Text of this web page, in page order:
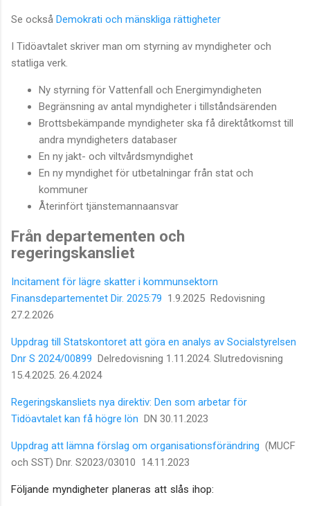
Se också Demokrati och mänskliga rättigheter
I Tidöavtalet skriver man om styrning av myndigheter och
statliga verk.
Ny styrning för Vattenfall och Energimyndigheten
Begränsning av antal myndigheter i tillståndsärenden
Brottsbekämpande myndigheter ska få direktåtkomst till
andra myndigheters databaser
En ny jakt- och viltvårdsmyndighet
En ny myndighet för utbetalningar från stat och
kommuner
Återinfört tjänstemannaansvar
Från departementen och
regeringskansliet
Incitament för lägre skatter i kommunsektorn
Finansdepartementet Dir. 2025:79 1.9.2025 Redovisning
27.2.2026
Uppdrag till Statskontoret att göra en analys av Socialstyrelsen
Dnr S 2024/00899 Delredovisning 1.11.2024. Slutredovisning
15.4.2025. 26.4.2024
Regeringskansliets nya direktiv: Den som arbetar för
Tidöavtalet kan få högre lön DN 30.11.2023
Uppdrag att lämna förslag om organisationsförändring (MUCF
och SST) Dnr. S2023/03010 14.11.2023
Följande myndigheter planeras att slås ihop: